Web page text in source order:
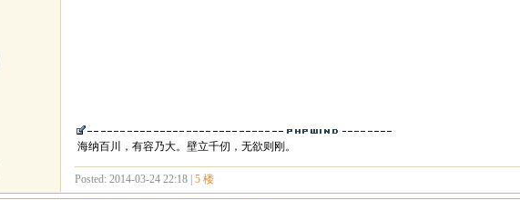
海纳百川，有容乃大。壁立千仞，无欲则刚。
Posted: 2014-03-24 22:18 | 5 楼